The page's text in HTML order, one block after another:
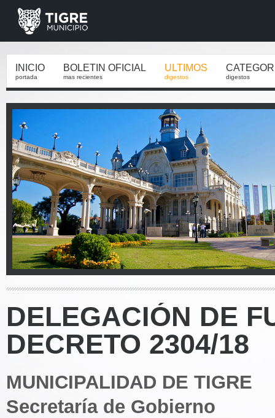
INICIO
portada
BOLETIN OFICIAL
mas recientes
ULTIMOS
digestos digestos
DELEGACIÓN DE
DECRETO 2304/18
MUNICIPALIDAD DE TIGRE
Secretaría de Gobierno